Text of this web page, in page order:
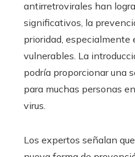
antirretrovirales han
significativos, la
prioridad, especialmente
vulnerables. La
podría proporcionar una
para muchas personas
virus.
Los expertos señalan